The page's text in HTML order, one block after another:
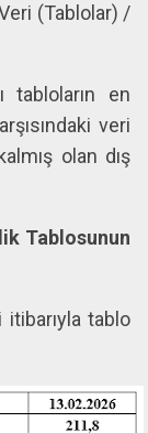
(Tablolar) /
tabloların en
veri
olan dış
Tablosunun
tablo